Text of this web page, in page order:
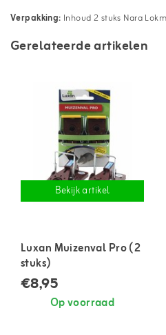
Verpakking: Inhoud 2 stuks Nara
Gerelateerde artikelen
Bekijk artikel
Luxan Muizenval Pro (2
stuks)
€8,95
Op voorraad